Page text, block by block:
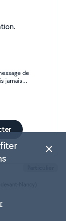
présentation.
de
Nancy)